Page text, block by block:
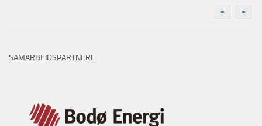
< >
SAMARBEIDSPARTNERE